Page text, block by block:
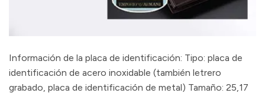
Información de la placa de identificación: Tipo: placa de
identificación de acero inoxidable (también letrero
grabado, placa de identificación de metal) Tamaño: 25,17